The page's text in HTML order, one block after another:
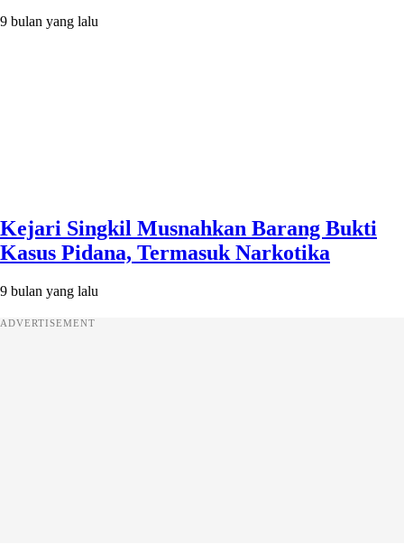
9 bulan yang lalu
Kejari Singkil Musnahkan Barang Bukti
Kasus Pidana, Termasuk Narkotika
9 bulan yang lalu
ADVERTISEMENT